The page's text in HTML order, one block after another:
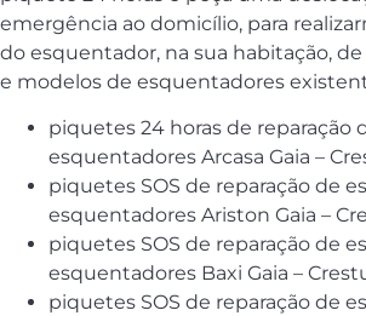
emergência ao domicílio, para
do esquentador, na sua habitação,
e modelos de esquentadores
piquetes 24 horas de reparação
esquentadores Arcasa Gaia –
piquetes SOS de reparação de
esquentadores Ariston Gaia –
piquetes SOS de reparação de
esquentadores Baxi Gaia –
piquetes SOS de reparação de